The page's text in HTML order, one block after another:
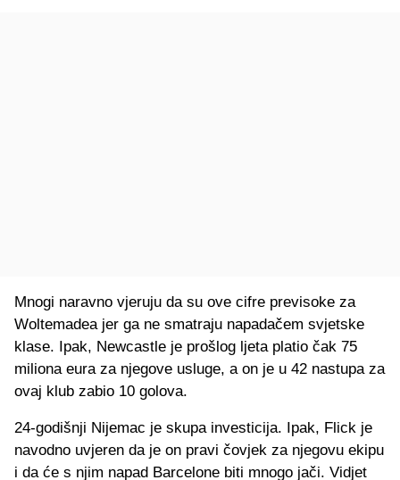
Mnogi naravno vjeruju da su ove cifre previsoke za
Woltemadea jer ga ne smatraju napadačem svjetske
klase. Ipak, Newcastle je prošlog ljeta platio čak 75
miliona eura za njegove usluge, a on je u 42 nastupa za
ovaj klub zabio 10 golova.
24-godišnji Nijemac je skupa investicija. Ipak, Flick je
navodno uvjeren da je on pravi čovjek za njegovu ekipu
i da će s njim napad Barcelone biti mnogo jači. Vidjet